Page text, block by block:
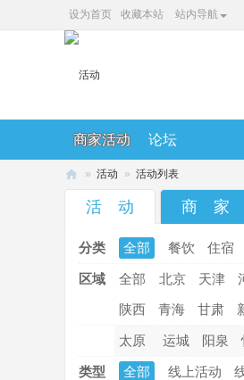
设为首页 收藏本站 站内导航
商家活动 论坛
» 活动 » 活动列表
活 动 商 家
分类 全部 餐饮 住宿
区域 全部 北京 天津
陕西
青海 甘肃
太原 运城 阳泉
类型 全部 线上活动